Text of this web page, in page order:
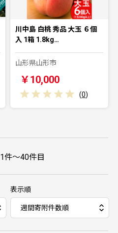
川中島 白桃 秀品 大玉 ６個
入 1箱 1.8kg…
山形県山形市
￥10,000
(0)
1件～40件目
表示順